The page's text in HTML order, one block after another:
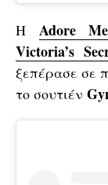
Η Adore Me
Victoria’s
ξεπέρασε σε
το σουτιέν